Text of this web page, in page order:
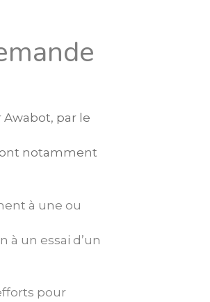
par le
notamment
à une ou
à un essai d’un
pour